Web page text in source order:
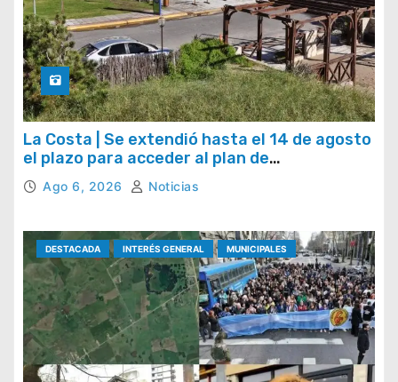
La Costa | Se extendió hasta el 14 de agosto
el plazo para acceder al plan de
regularización de tasas municipales
Ago 6, 2026 Noticias
DESTACADA INTERÉS GENERAL MUNICIPALES